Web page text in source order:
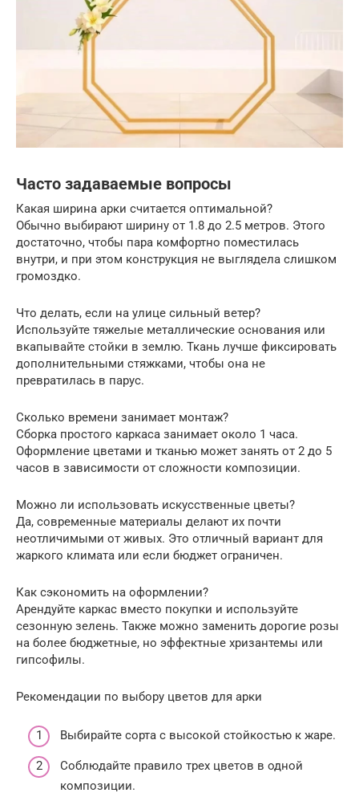
Часто задаваемые вопросы
Какая ширина арки считается оптимальной?
Обычно выбирают ширину от 1.8 до 2.5 метров. Этого
достаточно, чтобы пара комфортно поместилась
внутри, и при этом конструкция не выглядела слишком
громоздко.
Что делать, если на улице сильный ветер?
Используйте тяжелые металлические основания или
вкапывайте стойки в землю. Ткань лучше фиксировать
дополнительными стяжками, чтобы она не
превратилась в парус.
Сколько времени занимает монтаж?
Сборка простого каркаса занимает около 1 часа.
Оформление цветами и тканью может занять от 2 до 5
часов в зависимости от сложности композиции.
Можно ли использовать искусственные цветы?
Да, современные материалы делают их почти
неотличимыми от живых. Это отличный вариант для
жаркого климата или если бюджет ограничен.
Как сэкономить на оформлении?
Арендуйте каркас вместо покупки и используйте
сезонную зелень. Также можно заменить дорогие розы
на более бюджетные, но эффектные хризантемы или
гипсофилы.
Рекомендации по выбору цветов для арки
Выбирайте сорта с высокой стойкостью к жаре.
Соблюдайте правило трех цветов в одной
композиции.